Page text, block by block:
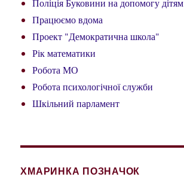
Поліція Буковини на допомогу дітям
Працюємо вдома
Проект "Демократична школа"
Рік математики
Робота МО
Робота психологічної служби
Шкільний парламент
ХМАРИНКА ПОЗНАЧОК